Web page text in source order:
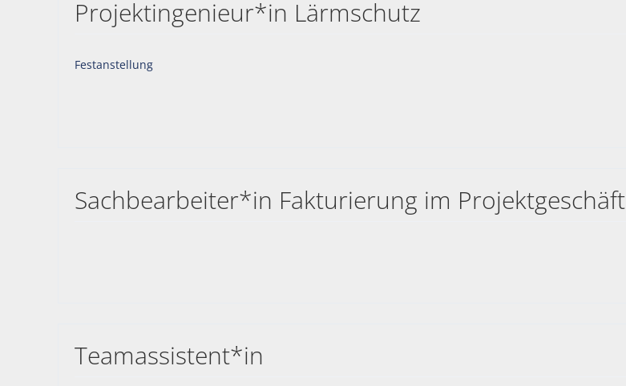
Projektingenieur*in Lärmschutz
Festanstellung
Sachbearbeiter*in Fakturierung im Projektgeschäft
Teamassistent*in